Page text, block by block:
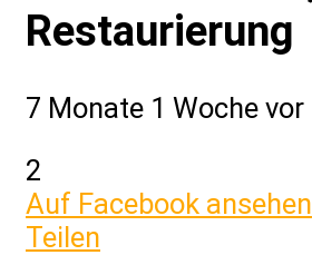
Restaurierung
7 Monate 1 Woche vor
2
Auf Facebook ansehen
Teilen